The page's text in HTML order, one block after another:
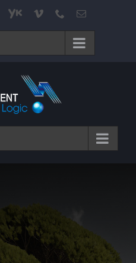
Pinterest
Youku Vimeo Phone电